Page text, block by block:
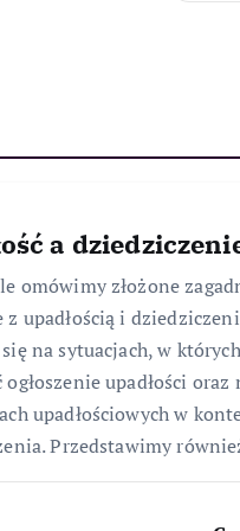
a
omówimy złożone
z upadłością i
na sytuacjach, w
upadłości oraz
upadłościowych w
Przedstawimy